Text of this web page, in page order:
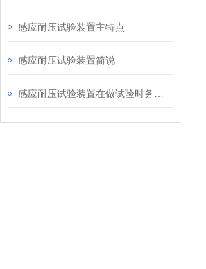
感应耐压试验装置主特点
感应耐压试验装置简说